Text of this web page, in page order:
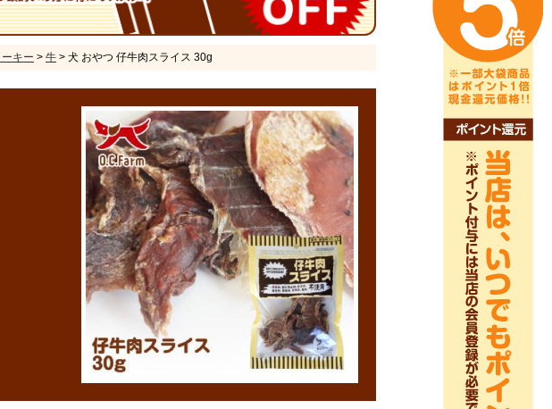
キー > 牛 > 犬 おやつ 仔牛肉スライス 30g